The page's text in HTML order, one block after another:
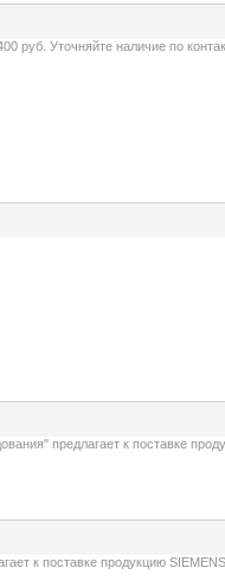
руб. Уточняйте наличие по
предлагает к поставке
к поставке продукцию